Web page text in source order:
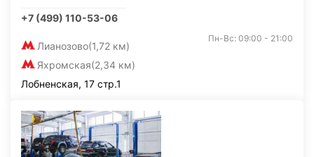
+7 (499) 110-53-06
Лианозово(1,72 км)
Яхромская(2,34 км)
Пн-Вс: 09:00 - 21:00
Лобненская, 17 стр.1